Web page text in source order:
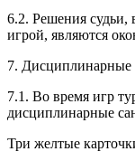
6.2. Решения судьи,
игрой, являются
7. Дисциплинарные
7.1. Во время игр
дисциплинарные
Три желтые